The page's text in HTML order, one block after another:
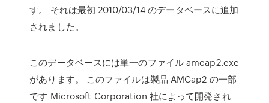
す。 それは最初 2010/03/14 のデータベースに追加
されました。
このデータベースには単一のファイル amcap2.exe
があります。 このファイルは製品 AMCap2 の一部
です Microsoft Corporation 社によって開発され